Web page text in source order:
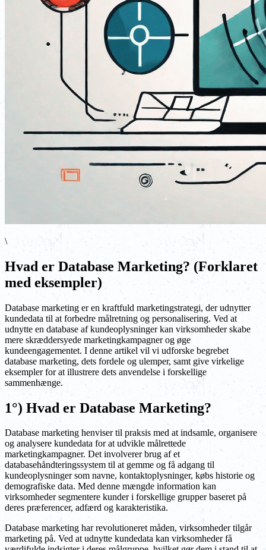
\
Hvad er Database Marketing? (Forklaret
med eksempler)
Database marketing er en kraftfuld marketingstrategi, der udnytter
kundedata til at forbedre målretning og personalisering. Ved at
udnytte en database af kundeoplysninger kan virksomheder skabe
mere skræddersyede marketingkampagner og øge
kundeengagementet. I denne artikel vil vi udforske begrebet
database marketing, dets fordele og ulemper, samt give virkelige
eksempler for at illustrere dets anvendelse i forskellige
sammenhænge.
1°) Hvad er Database Marketing?
Database marketing henviser til praksis med at indsamle, organisere
og analysere kundedata for at udvikle målrettede
marketingkampagner. Det involverer brug af et
databasehåndteringssystem til at gemme og få adgang til
kundeoplysninger som navne, kontaktoplysninger, købs historie og
demografiske data. Med denne mængde information kan
virksomheder segmentere kunder i forskellige grupper baseret på
deres præferencer, adfærd og karakteristika.
Database marketing har revolutioneret måden, virksomheder tilgår
marketing på. Ved at udnytte kundedata kan virksomheder få